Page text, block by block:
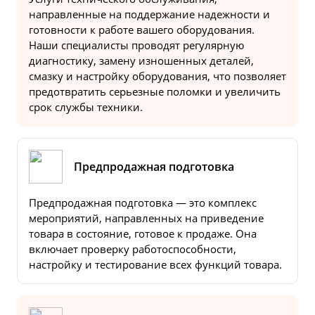
направленные на поддержание надежности и
готовности к работе вашего оборудования.
Наши специалисты проводят регулярную
диагностику, замену изношенных деталей,
смазку и настройку оборудования, что позволяет
предотвратить серьезные поломки и увеличить
срок службы техники.
Предпродажная подготовка
Предпродажная подготовка — это комплекс
мероприятий, направленных на приведение
товара в состояние, готовое к продаже. Она
включает проверку работоспособности,
настройку и тестирование всех функций товара.